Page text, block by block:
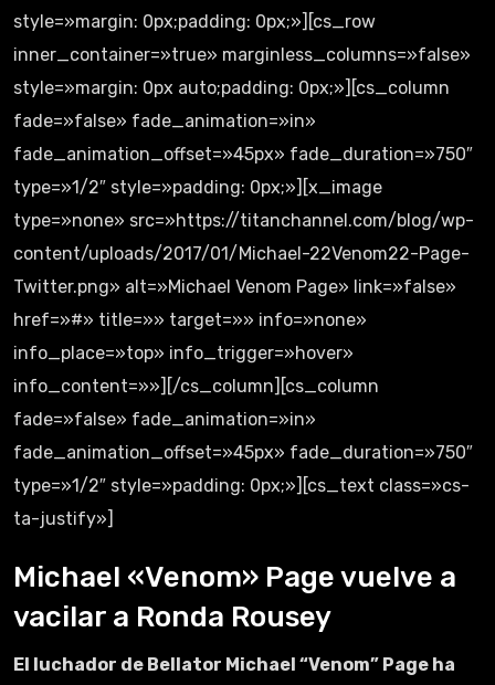
style=»margin: 0px;padding: 0px;»][cs_row
inner_container=»true» marginless_columns=»false»
style=»margin: 0px auto;padding: 0px;»][cs_column
fade=»false» fade_animation=»in»
fade_animation_offset=»45px» fade_duration=»750″
type=»1/2″ style=»padding: 0px;»][x_image
type=»none» src=»https://titanchannel.com/blog/wp-
content/uploads/2017/01/Michael-22Venom22-Page-
Twitter.png» alt=»Michael Venom Page» link=»false»
href=»#» title=»» target=»» info=»none»
info_place=»top» info_trigger=»hover»
info_content=»»][/cs_column][cs_column
fade=»false» fade_animation=»in»
fade_animation_offset=»45px» fade_duration=»750″
type=»1/2″ style=»padding: 0px;»][cs_text class=»cs-
ta-justify»]
Michael «Venom» Page vuelve a
vacilar a Ronda Rousey
El luchador de Bellator Michael “Venom” Page ha